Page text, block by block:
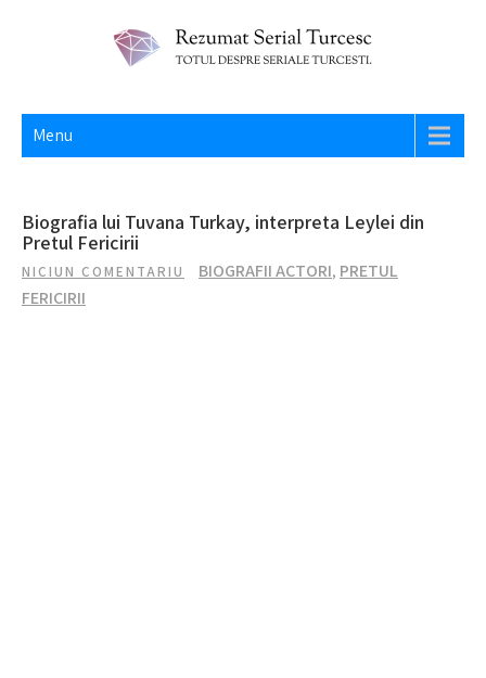
REZUMAT SERIAL TURCESC
Menu
Biografia lui Tuvana Turkay, interpreta Leylei din
Pretul Fericirii
NICIUN COMENTARIU BIOGRAFII ACTORI, PRETUL
FERICIRII